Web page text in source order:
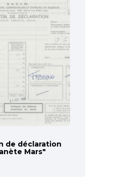
de déclaration
Mars"